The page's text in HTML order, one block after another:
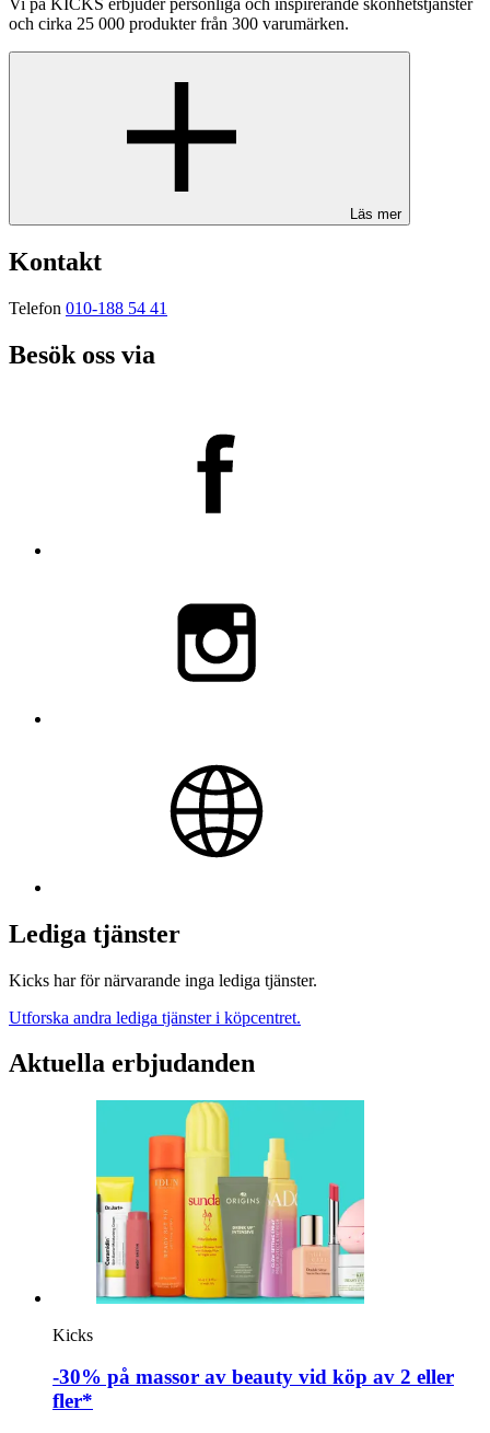
Vi på KICKS erbjuder personliga och inspirerande skönhetstjänster
och cirka 25 000 produkter från 300 varumärken.
Läs mer
Kontakt
Telefon 010-188 54 41
Besök oss via
Lediga tjänster
Kicks har för närvarande inga lediga tjänster.
Utforska andra lediga tjänster i köpcentret.
Aktuella erbjudanden
Kicks
-30% på massor av beauty vid köp av 2 eller
fler*